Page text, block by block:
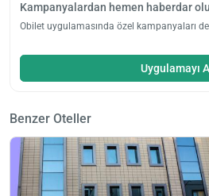
Kampanyalardan hemen haberdar
Obilet uygulamasında özel kampanyaları
Uygulamayı
Benzer Oteller